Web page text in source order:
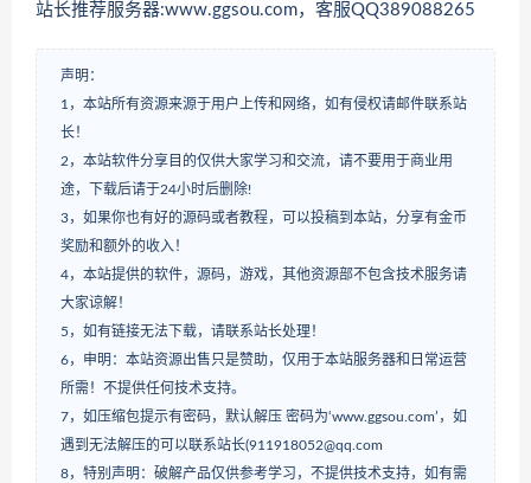
站长推荐服务器:www.ggsou.com，客服QQ389088265
声明：
1，本站所有资源来源于用户上传和网络，如有侵权请邮件联系站
长！
2，本站软件分享目的仅供大家学习和交流，请不要用于商业用
途，下载后请于24小时后删除!
3，如果你也有好的源码或者教程，可以投稿到本站，分享有金币
奖励和额外的收入！
4，本站提供的软件，源码，游戏，其他资源部不包含技术服务请
大家谅解！
5，如有链接无法下载，请联系站长处理！
6，申明：本站资源出售只是赞助，仅用于本站服务器和日常运营
所需！不提供任何技术支持。
7，如压缩包提示有密码，默认解压 密码为‘www.ggsou.com’，如
遇到无法解压的可以联系站长(911918052@qq.com
8，特别声明：破解产品仅供参考学习，不提供技术支持，如有需